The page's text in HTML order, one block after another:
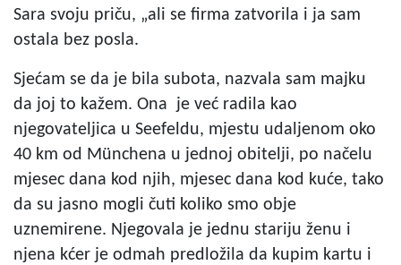
Sara svoju priču, „ali se firma zatvorila i ja sam
ostala bez posla.
Sjećam se da je bila subota, nazvala sam majku
da joj to kažem. Ona je već radila kao
njegovateljica u Seefeldu, mjestu udaljenom oko
40 km od Münchena u jednoj obitelji, po načelu
mjesec dana kod njih, mjesec dana kod kuće, tako
da su jasno mogli čuti koliko smo obje
uznemirene. Njegovala je jednu stariju ženu i
njena kćer je odmah predložila da kupim kartu i